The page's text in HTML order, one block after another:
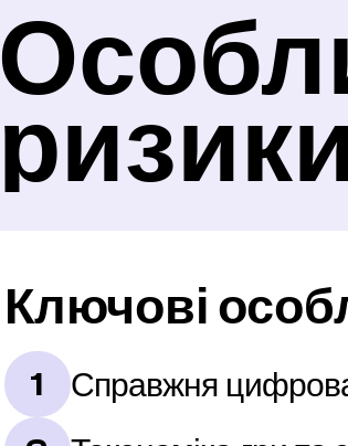
Ключові
1 Справжня цифрова